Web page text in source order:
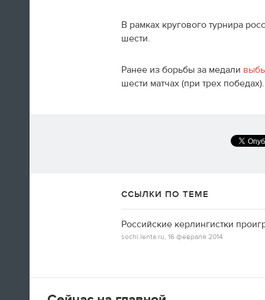
лучшая церемония за историю
ОИ! Главное, не просто красиво,
а нереально эмоционально!
В рамках кругового турнира
шести.
Ранее из борьбы за медали
шести матчах (при трех победах).
ССЫЛКИ ПО ТЕМЕ
Российские керлингистки
sochi.lenta.ru, 16 февраля 2014